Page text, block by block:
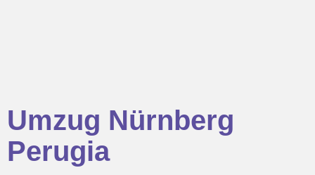
Umzug Nürnberg
Perugia